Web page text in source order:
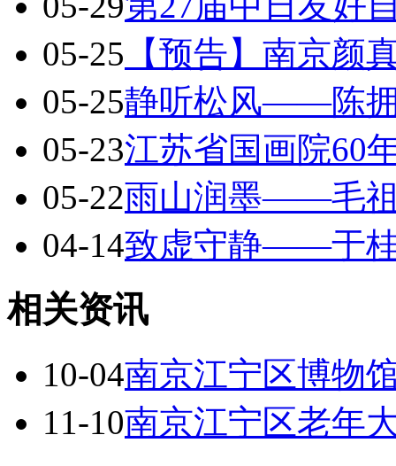
05-25 【预告】南京颜
05-25静听松风——陈
05-23江苏省国画院60
05-22雨山润墨——毛
04-14致虚守静——于
相关资讯
10-04南京江宁区博物
11-10南京江宁区老年